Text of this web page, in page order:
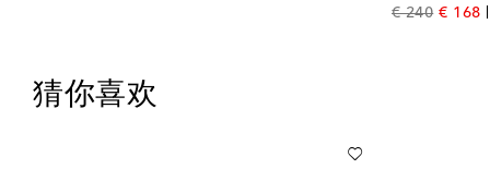
€ 240 € 168
猜你喜欢